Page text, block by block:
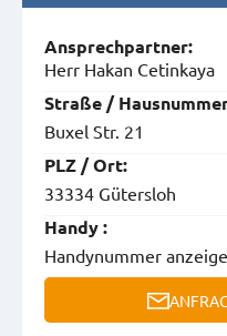
Ansprech­partner:
Herr Hakan Cetinkaya
Straße /
Buxel Str. 21
PLZ / Ort:
33334 Gütersloh
Handy :
Handynummer